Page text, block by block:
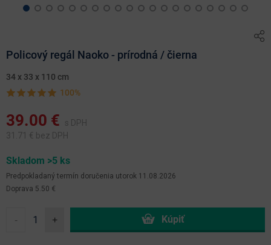
Policový regál Naoko - prírodná / čierna
34 x 33 x 110 cm
100%
39.00 €
s DPH
31.71 € bez DPH
Skladom >5 ks
Predpokladaný termín doručenia utorok 11.08.2026
Doprava 5.50 €
- +